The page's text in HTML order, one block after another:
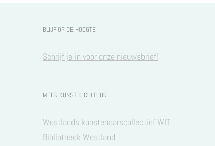
BLIJF OP DE HOOGTE
Schrijf je in voor onze nieuwsbrief!
MEER KUNST & CULTUUR
Westlands kunstenaarscollectief WIT
Bibliotheek Westland